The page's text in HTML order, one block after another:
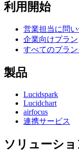
利用開始
営業担当に問
企業向けプラン
すべてのプラ
製品
Lucidspark
Lucidchart
airfocus
連携サービス
ソリューショ